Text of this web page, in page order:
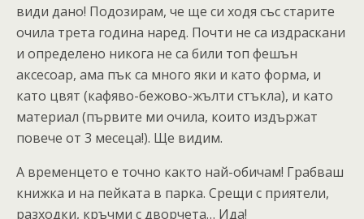
види дано! Подозирам, че ще си ходя със старите
очила трета година наред. Почти не са издраскани
и определено никога не са били топ фешън
аксесоар, ама пък са много яки и като форма, и
като цвят (кафяво-бежово-жълти стъкла), и като
материал (първите ми очила, които издържат
повече от 3 месеца!). Ще видим.
А временцето е точно както най-обичам! Грабваш
книжка и на пейката в парка. Срещи с приятели,
разходки, кръчми с дворчета… Ида!